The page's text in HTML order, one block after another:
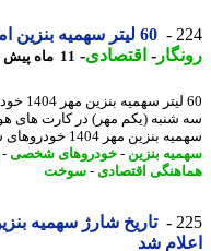
60 لیتر سهمیه بنزین امشب شارژ می شود
-اقتصادی-11 ماه پیش - دوشنبه 31 شهریور 1404، 07:32
60 لیتر
مهر 1404 خودروهای شخصی بدون هیچ گونه تغییری،
بنزین- خودروهای شخصی-
اقتصادی-سوخت
شد